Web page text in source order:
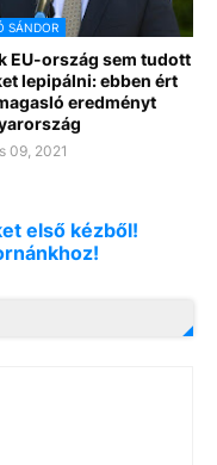
SÁNDOR
EU-ország sem tudott
lepipálni: ebben ért
eredményt
09, 2021
első kézből!